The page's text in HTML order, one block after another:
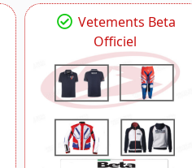
Vetements Beta
Officiel